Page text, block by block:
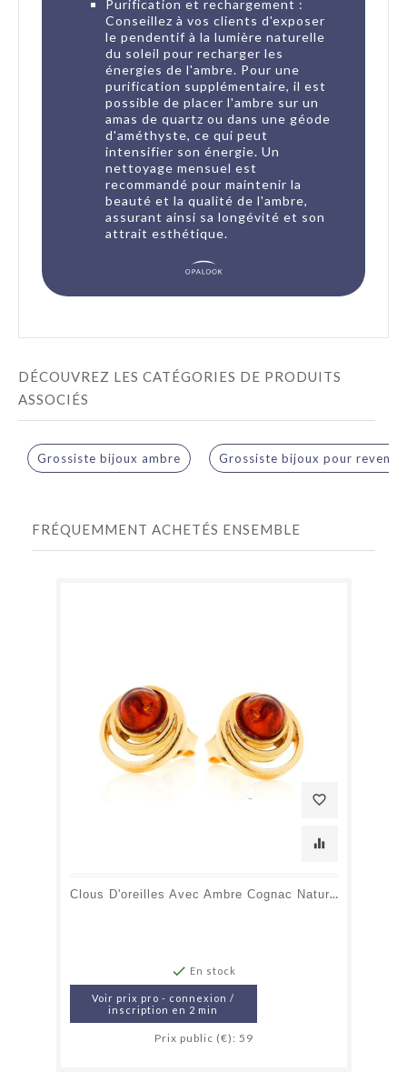
Purification et rechargement :
Conseillez à vos clients d'exposer
le pendentif à la lumière naturelle
du soleil pour recharger les
énergies de l'ambre. Pour une
purification supplémentaire, il est
possible de placer l'ambre sur un
amas de quartz ou dans une géode
d'améthyste, ce qui peut
intensifier son énergie. Un
nettoyage mensuel est
recommandé pour maintenir la
beauté et la qualité de l'ambre,
assurant ainsi sa longévité et son
attrait esthétique.
DÉCOUVREZ LES CATÉGORIES DE PRODUITS
ASSOCIÉS
Grossiste bijoux ambre Grossiste bijoux pour
FRÉQUEMMENT ACHETÉS ENSEMBLE
favorite_border
equalizer
Clous D'oreilles Avec Ambre Cognac Naturel De La Mer Baltique Rond, Argent Doré
 En stock
Voir prix pro - connexion /
inscription en 2 min
Prix public (€): 59